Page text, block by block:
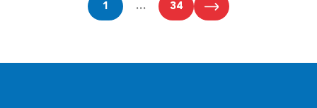
1 … 34